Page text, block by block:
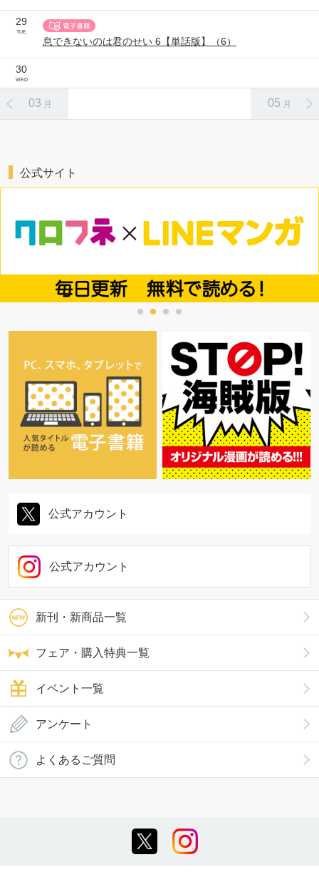
29
TUE
息できないのは君のせい 6【単話版】（6）
30
WED
03 月 05 月
新刊・新商品一覧
フェア・購入特典一覧
イベント一覧
公式サイト
公式アカウント
公式アカウント
アンケート
よくあるご質問